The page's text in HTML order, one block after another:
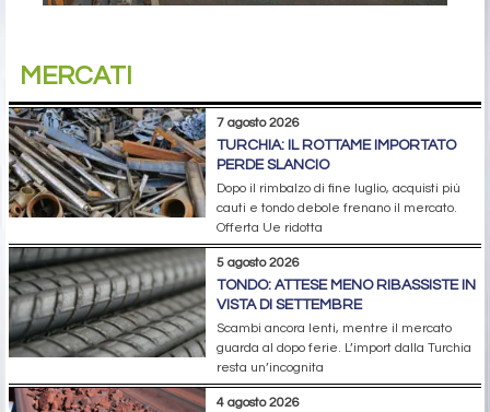
MERCATI
7 agosto 2026
TURCHIA: IL ROTTAME IMPORTATO
PERDE SLANCIO
Dopo il rimbalzo di fine luglio, acquisti più
cauti e tondo debole frenano il mercato.
Offerta Ue ridotta
5 agosto 2026
TONDO: ATTESE MENO RIBASSISTE IN
VISTA DI SETTEMBRE
Scambi ancora lenti, mentre il mercato
guarda al dopo ferie. L’import dalla Turchia
resta un’incognita
4 agosto 2026